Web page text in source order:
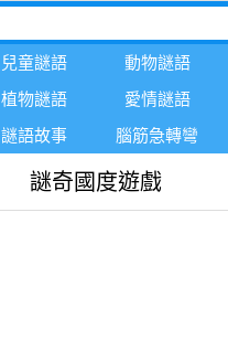
兒童謎語 動物謎語
植物謎語 愛情謎語
謎語故事 腦筋急轉彎
謎奇國度遊戲